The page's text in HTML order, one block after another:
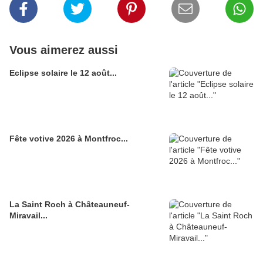
Vous aimerez aussi
Eclipse solaire le 12 août...
Fête votive 2026 à Montfroc...
La Saint Roch à Châteauneuf-
Miravail...